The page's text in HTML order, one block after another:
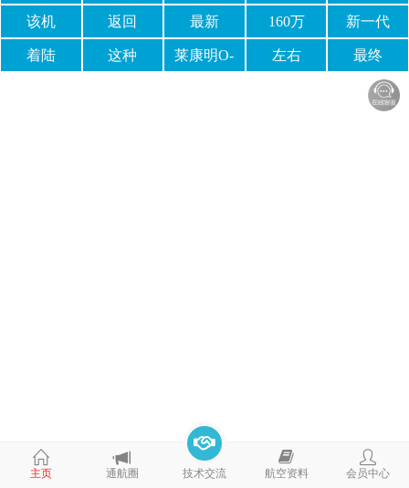
罐
该机 返回 最新 160万 新一代
着陆 这种 莱康明O- 左右 最终
主页 通航圈 技术交流 航空资料 会员中心